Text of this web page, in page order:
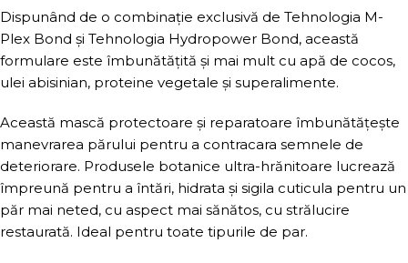
Dispunând de o combinație exclusivă de Tehnologia M-
Plex Bond și Tehnologia Hydropower Bond, această
formulare este îmbunătățită și mai mult cu apă de cocos,
ulei abisinian, proteine vegetale și superalimente.
Această mască protectoare și reparatoare îmbunătățește
manevrarea părului pentru a contracara semnele de
deteriorare. Produsele botanice ultra-hrănitoare lucrează
împreună pentru a întări, hidrata și sigila cuticula pentru un
păr mai neted, cu aspect mai sănătos, cu strălucire
restaurată. Ideal pentru toate tipurile de par.